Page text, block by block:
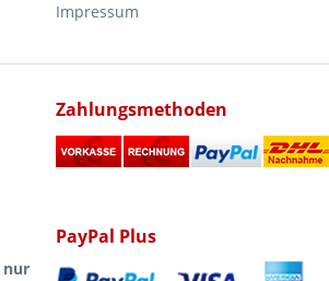
Impressum
nur
Zahlungsmethoden
PayPal Plus